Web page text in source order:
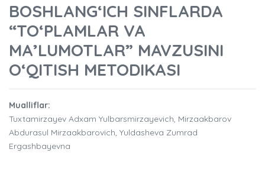
BOSHLANG‘ICH SINFLARDA
“TO‘PLAMLAR VA
MA’LUMOTLAR” MAVZUSINI
O‘QITISH METODIKASI
Mualliflar:
Tuxtamirzayev Adxam Yulbarsmirzayevich, Mirzaakbarov
Abdurasul Mirzaakbarovich, Yuldasheva Zumrad
Ergashbayevna